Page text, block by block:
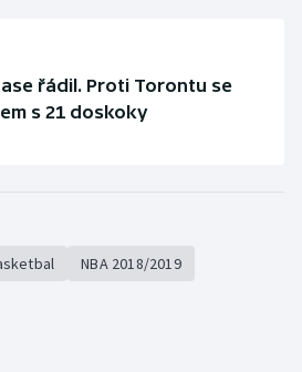
řádil. Proti Torontu se
s 21 doskoky
NBA 2018/2019